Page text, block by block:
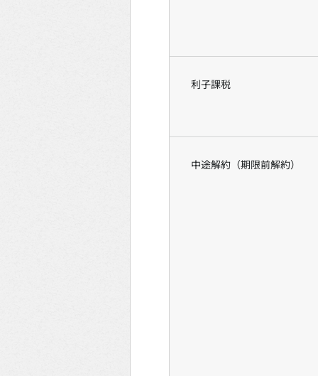
利子課税
中途解約（期限前解約）